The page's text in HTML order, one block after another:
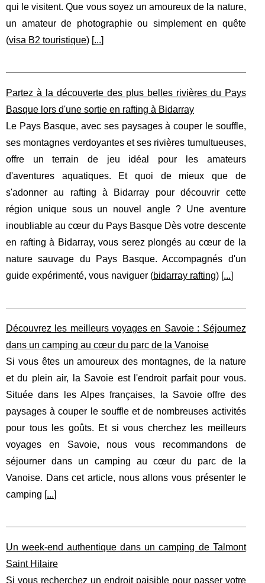
qui le visitent. Que vous soyez un amoureux de la nature,
un amateur de photographie ou simplement en quête
(visa B2 touristique) [...]
Partez à la découverte des plus belles rivières du Pays
Basque lors d'une sortie en rafting à Bidarray
Le Pays Basque, avec ses paysages à couper le souffle,
ses montagnes verdoyantes et ses rivières tumultueuses,
offre un terrain de jeu idéal pour les amateurs
d'aventures aquatiques. Et quoi de mieux que de
s'adonner au rafting à Bidarray pour découvrir cette
région unique sous un nouvel angle ? Une aventure
inoubliable au cœur du Pays Basque Dès votre descente
en rafting à Bidarray, vous serez plongés au cœur de la
nature sauvage du Pays Basque. Accompagnés d'un
guide expérimenté, vous naviguer (bidarray rafting) [...]
Découvrez les meilleurs voyages en Savoie : Séjournez
dans un camping au cœur du parc de la Vanoise
Si vous êtes un amoureux des montagnes, de la nature
et du plein air, la Savoie est l'endroit parfait pour vous.
Située dans les Alpes françaises, la Savoie offre des
paysages à couper le souffle et de nombreuses activités
pour tous les goûts. Et si vous cherchez les meilleurs
voyages en Savoie, nous vous recommandons de
séjourner dans un camping au cœur du parc de la
Vanoise. Dans cet article, nous allons vous présenter le
camping [...]
Un week-end authentique dans un camping de Talmont
Saint Hilaire
Si vous recherchez un endroit paisible pour passer votre